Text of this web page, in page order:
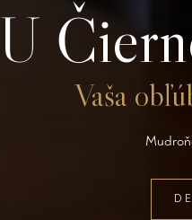
U
Vaša